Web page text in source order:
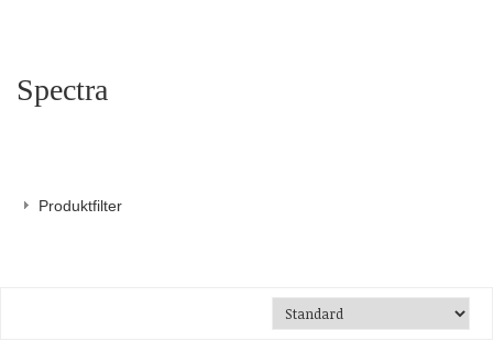
Spectra
Produktfilter